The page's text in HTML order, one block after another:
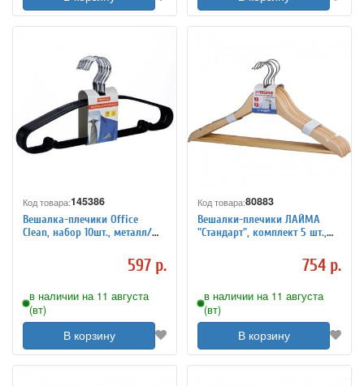
Код товара:145386
Вешалка-плечики Office
Clean, набор 10шт., металл/
597 р.
в наличии на 11 августа
(вт)
В корзину
Код товара:80883
Вешалки-плечики ЛАЙМА
"Стандарт", комплект 5 шт.,
754 р.
в наличии на 11 августа
(вт)
В корзину